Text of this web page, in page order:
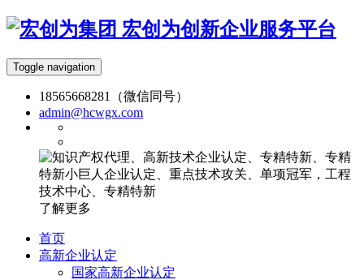
宏创为创新企业服务平台
Toggle navigation
18565668281（微信同号）
admin@hcwgx.com
了解更多
首页
高新企业认定
国家高新企业认定